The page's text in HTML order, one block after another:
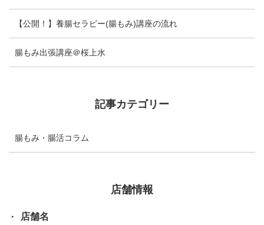
【公開！】養腸セラピー(腸もみ)講座の流れ
腸もみ出張講座＠桜上水
記事カテゴリー
腸もみ・腸活コラム
店舗情報
店舗名